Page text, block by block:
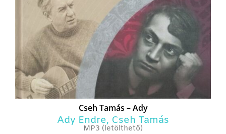
Cseh Tamás – Ady
Ady Endre, Cseh Tamás
MP3 (letölthető)